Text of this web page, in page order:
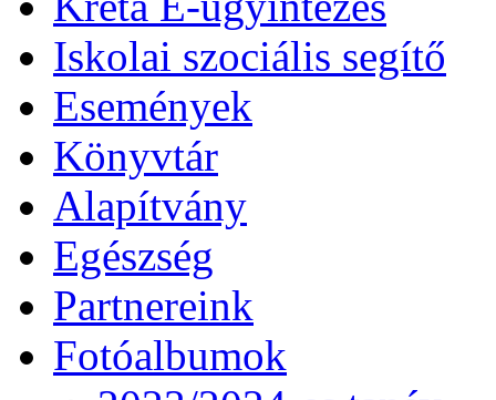
Iskolai szociális segítő
Események
Könyvtár
Alapítvány
Egészség
Partnereink
Fotóalbumok